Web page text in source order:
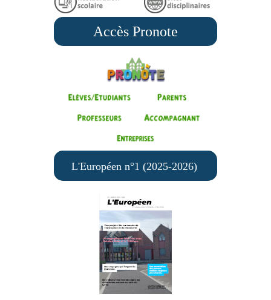
Accès Pronote
L'Européen n°1 (2025-2026)